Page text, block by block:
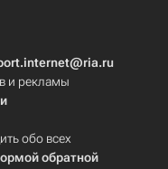
и рекламы
обо всех
обратной